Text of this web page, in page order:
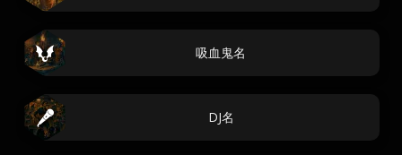
吸血鬼名
DJ名